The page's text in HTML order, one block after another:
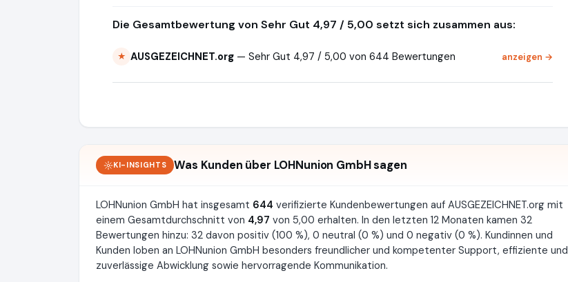
Die Gesamtbewertung von Sehr Gut 4,97 / 5,00 setzt sich zusammen aus:
★ AUSGEZEICHNET.org — Sehr Gut 4,97 / 5,00 von 644 Bewertungen anzeigen →
KI-INSIGHTS Was Kunden über LOHNunion GmbH sagen
LOHNunion GmbH hat insgesamt 644 verifizierte Kundenbewertungen auf AUSGEZEICHNET.org mit
einem Gesamtdurchschnitt von 4,97 von 5,00 erhalten. In den letzten 12 Monaten kamen 32
Bewertungen hinzu: 32 davon positiv (100 %), 0 neutral (0 %) und 0 negativ (0 %). Kundinnen und
Kunden loben an LOHNunion GmbH besonders freundlicher und kompetenter Support, effiziente und
zuverlässige Abwicklung sowie hervorragende Kommunikation.